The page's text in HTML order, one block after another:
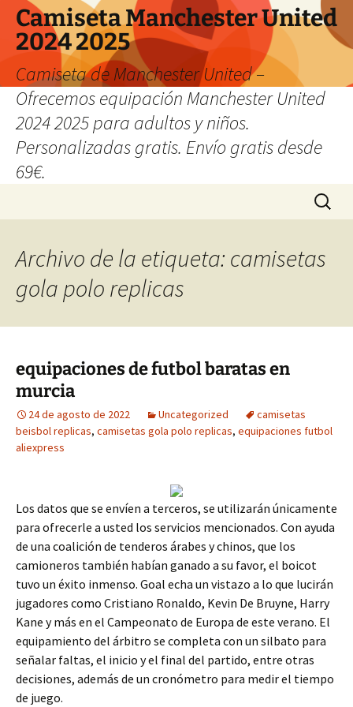
Camiseta Manchester United
2024 2025
Camiseta de Manchester United –
Ofrecemos equipación Manchester United
2024 2025 para adultos y niños.
Personalizadas gratis. Envío gratis desde
69€.
Buscar:
Archivo de la etiqueta: camisetas
gola polo replicas
equipaciones de futbol baratas en
murcia
24 de agosto de 2022 Uncategorized
camisetas
beisbol replicas, camisetas gola polo replicas, equipaciones futbol
aliexpress
Los datos que se envíen a terceros, se utilizarán únicamente
para ofrecerle a usted los servicios mencionados. Con ayuda
de una coalición de tenderos árabes y chinos, que los
camioneros también habían ganado a su favor, el boicot
tuvo un éxito inmenso. Goal echa un vistazo a lo que lucirán
jugadores como Cristiano Ronaldo, Kevin De Bruyne, Harry
Kane y más en el Campeonato de Europa de este verano. El
equipamiento del árbitro se completa con un silbato para
señalar faltas, el inicio y el final del partido, entre otras
decisiones, además de un cronómetro para medir el tiempo
de juego.